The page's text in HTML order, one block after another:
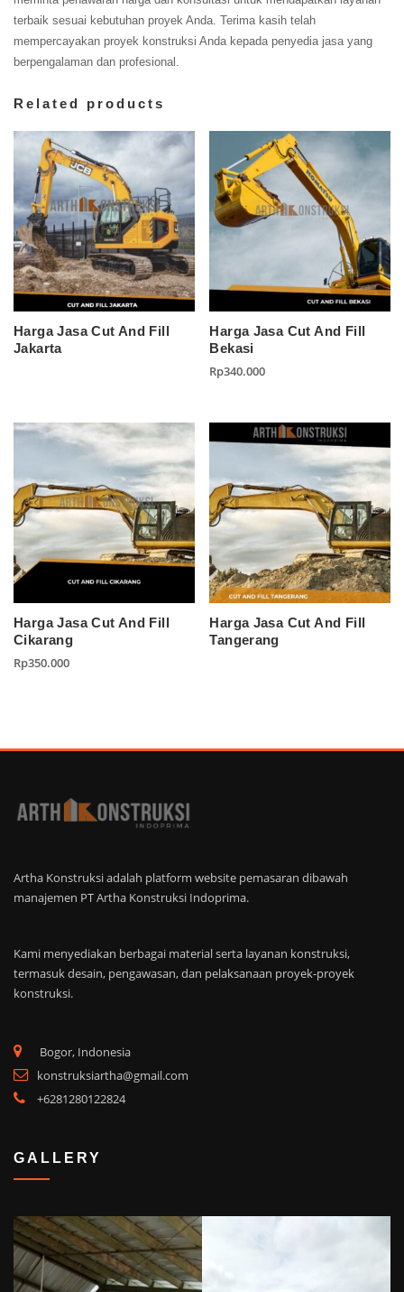
terbaik sesuai kebutuhan proyek Anda. Terima kasih telah
mempercayakan proyek konstruksi Anda kepada penyedia jasa yang
berpengalaman dan profesional.
Related products
Harga Jasa Cut And Fill
Jakarta
Harga Jasa Cut And Fill
Bekasi
Rp340.000
Harga Jasa Cut And Fill
Cikarang
Rp350.000
Harga Jasa Cut And Fill
Tangerang
Artha Konstruksi adalah platform website pemasaran dibawah
manajemen PT Artha Konstruksi Indoprima.
Kami menyediakan berbagai material serta layanan konstruksi,
termasuk desain, pengawasan, dan pelaksanaan proyek-proyek
konstruksi.
Bogor, Indonesia
konstruksiartha@gmail.com
+6281280122824
GALLERY